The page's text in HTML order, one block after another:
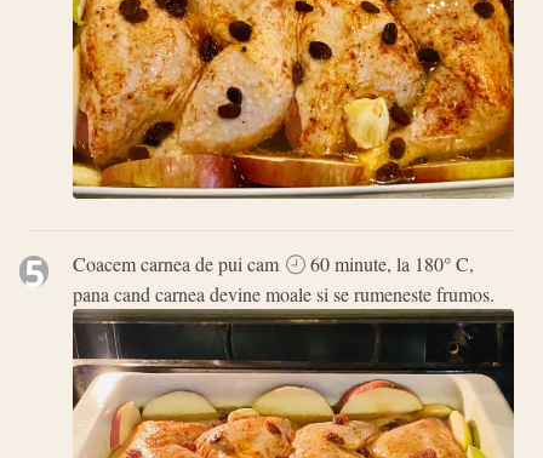
5 Coacem carnea de pui cam
60 minute, la 180° C,
pana cand carnea devine moale si se rumeneste frumos.